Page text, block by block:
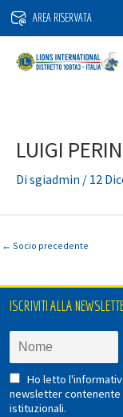
Vai
contenuto
AREA RISERVATA
LUIGI
Disgiadmin / 12
← Socio precedente
ISCRIVITI ALLA
Ho letto
newsletter contenente
istituzionali.